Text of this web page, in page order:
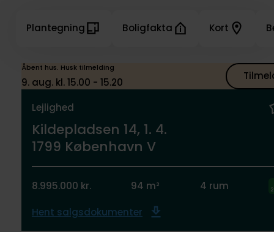
Åbent hus. Husk tilmelding
9. aug. kl. 15.00 - 15.20
Lejlighed
Kildepladsen 14, 1. 4.
1799 København V
8.995.000 kr. 94 m² 4 rum
Hent salgsdokumenter
Plantegning Boligfakta Kort